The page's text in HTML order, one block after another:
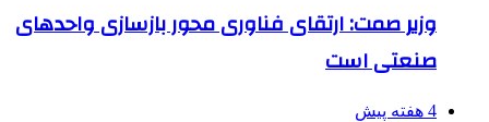
وزیر صمت: ارتقای فناوری محور بازسازی واحدهای
صنعتی است
4 هفته پیش